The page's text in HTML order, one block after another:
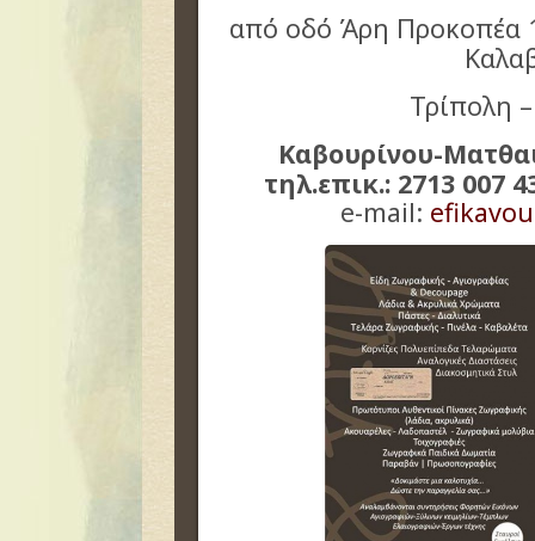
από οδό Άρη Προκοπέα
Τρίπολη
Καβουρίνου-
τηλ.επικ.: 2713 007
e-mail: